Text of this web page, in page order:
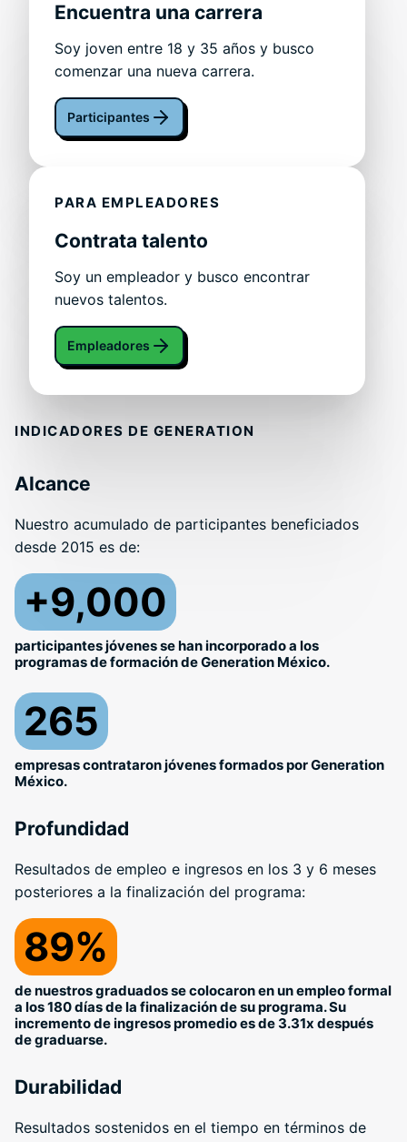
Encuentra una carrera
Soy joven entre 18 y 35 años y busco
comenzar una nueva carrera.
Participantes
PARA EMPLEADORES
Contrata talento
Soy un empleador y busco encontrar
nuevos talentos.
Empleadores
INDICADORES DE GENERATION
Alcance
Nuestro acumulado de participantes beneficiados
desde 2015 es de:
+9,000
participantes jóvenes se han incorporado a los
programas de formación de Generation México.
265
empresas contrataron jóvenes formados por Generation
México.
Profundidad
Resultados de empleo e ingresos en los 3 y 6 meses
posteriores a la finalización del programa:
89%
de nuestros graduados se colocaron en un empleo formal
a los 180 días de la finalización de su programa. Su
incremento de ingresos promedio es de 3.31x después
de graduarse.
Durabilidad
Resultados sostenidos en el tiempo en términos de